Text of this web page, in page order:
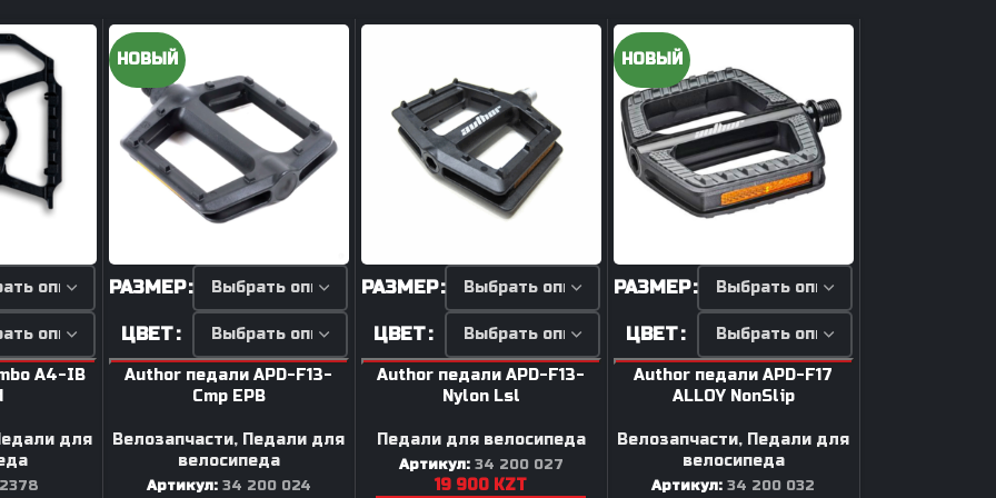
Вынос / Рулевая
Колеса / Обода / Спицы
Сёдла / Штыри
Педали
Шатуны / Каретки
Камеры / Покрышки
Аксессуары для BMX
ВЕЛОТУФЛИ
Цепи для велосипеда
Шатуны для велосипеда
Рули / Лежаки
Вынос
Рулевые / Якоря
Грипсы / Обмотка / Рога
Колеса в сборе
Камеры / Покрышки
Переходники для тормоза
Лапки заднего
Втулки
Задний переключатель
Передний переключатель
Манетки / Шифтеры
Велосипедные тормоза
Велосипедные колодки
Вилка для велосипеда
Задний амортизатор
Сёдла / Штыри / Зажимы
Тросики / Оболочки
Ремкомплект для
тормозов
A4-IB
для
НОВЫЙ
РАЗМЕР
ЦВЕТ
Author педали APD-F13-
Cmp EPB
Велозапчасти, Педали для
велосипеда
Артикул: 34 200 024
РАЗМЕР
ЦВЕТ
Author педали APD-F13-
Nylon Lsl
Педали для велосипеда
Артикул: 34 200 027
19 900 KZT
НОВЫЙ
РАЗМЕР
ЦВЕТ
Author педали APD-F17
ALLOY NonSlip
Велозапчасти, Педали для
велосипеда
Артикул:34 200 032